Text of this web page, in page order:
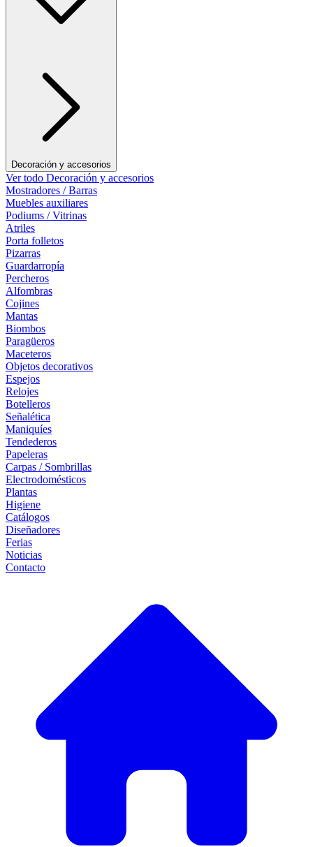
Decoración y accesorios
Ver todo Decoración y accesorios
Mostradores / Barras
Muebles auxiliares
Podiums / Vitrinas
Atriles
Porta folletos
Pizarras
Guardarropía
Percheros
Alfombras
Cojines
Mantas
Biombos
Paragüeros
Maceteros
Objetos decorativos
Espejos
Relojes
Botelleros
Señalética
Maniquíes
Tendederos
Papeleras
Carpas / Sombrillas
Electrodomésticos
Plantas
Higiene
Catálogos
Diseñadores
Ferias
Noticias
Contacto